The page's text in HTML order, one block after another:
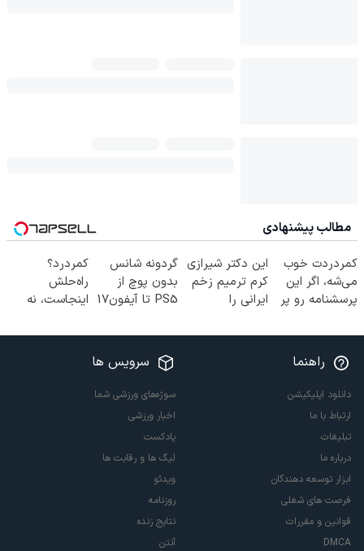
مطالب پیشنهادی
کمردردت خوب
می‌شه، اگر این
پرسشنامه رو پر
این دکتر شیرازی
کرم ترمیم زخم
ایرانی را
گردونه شانس
بدون پوچ از
PS5 تا آیفون17
کمردرد؟
راه‌حلش
اینجاست، نه
راهنما
دانلود اپلیکیشن
ارتباط با ما
تبلیغات
درباره ما
ابزار توسعه دهندگان
فرصت های شغلی
قوانین و مقررات
DMCA
سرویس ها
سوژه‌های ورزشی شما
اخبار ورزشی
پادکست
لیگ ها و رقابت ها
ویدئو
روزنامه
نتایج زنده
آنتن